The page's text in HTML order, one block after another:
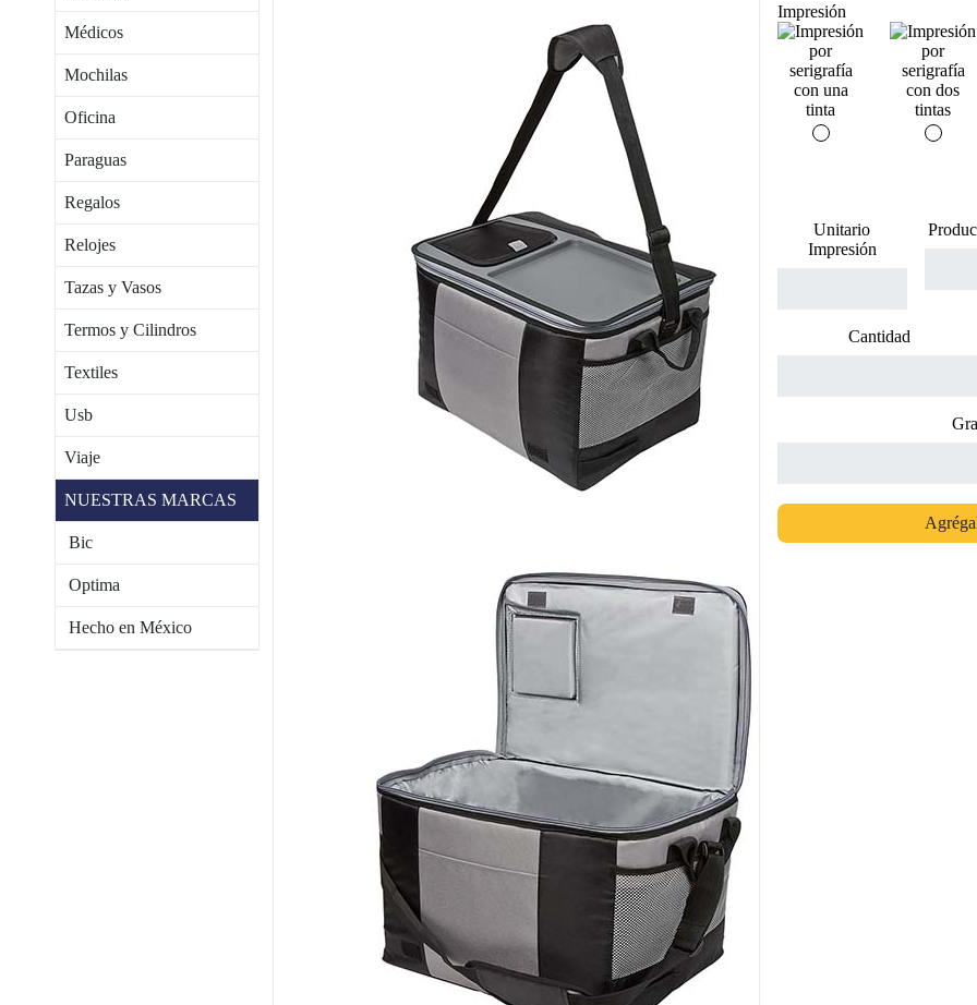
Médicos
Mochilas
Oficina
Paraguas
Regalos
Relojes
Tazas y Vasos
Termos y Cilindros
Textiles
Usb
Viaje
NUESTRAS MARCAS
Bic
Optima
Hecho en México
Impresión
Unitario
Impresión
Cantidad